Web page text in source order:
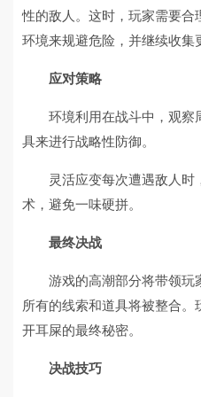
性的敌人。这时，玩家需要
环境来规避危险，并继续收集
应对策略
环境利用在战斗中，观察
具来进行战略性防御。
灵活应变每次遭遇敌人
术，避免一味硬拼。
最终决战
游戏的高潮部分将带领玩
所有的线索和道具将被整合
开耳屎的最终秘密。
决战技巧